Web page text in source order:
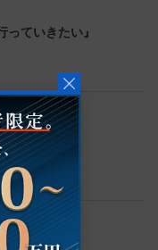
っていきたい』
ック